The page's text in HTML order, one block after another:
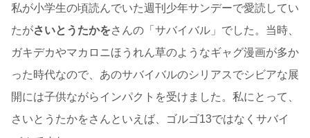
私が小学生の頃読んでいた週刊少年サンデーで愛読してい
たがさいとうたかをさんの「サバイバル」でした。当時、
ガキデカやマカロニほうれん草のようなギャグ漫画が多か
った時代なので、あのサバイバルのシリアスでシビアな展
開には子供ながらインパクトを受けました。私にとって、
さいとうたかをさんといえば、ゴルゴ13ではなくサバイ